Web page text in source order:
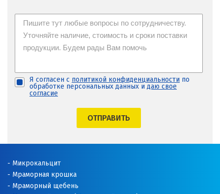
Я согласен с политикой конфиденциальности по
обработке персональных данных и даю свое
согласие
ОТПРАВИТЬ
Микрокальцит
Мраморная крошка
Мраморный щебень